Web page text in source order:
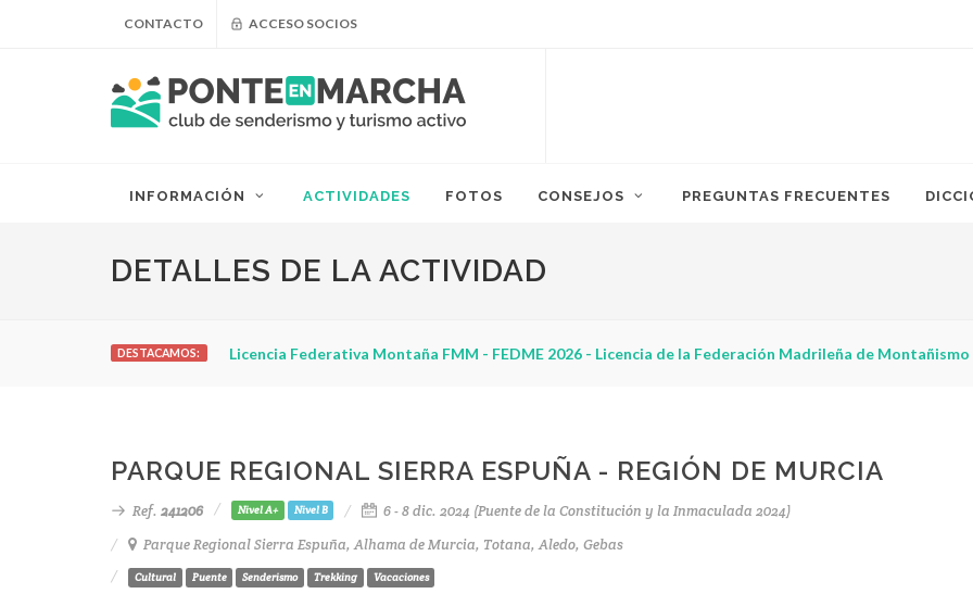
CONTACTO ACCESO SOCIOS
INFORMACIÓN ACTIVIDADES FOTOS CONSEJOS PREGUNTAS FRECUENTES
DETALLES DE LA ACTIVIDAD
DESTACAMOS: Licencia Federativa Montaña FMM - FEDME 2026 - Licencia de la Federación Madrileña de Montañismo
PARQUE REGIONAL SIERRA ESPUÑA - REGIÓN DE MURCIA
Ref. 241206 Nivel A+ Nivel B
6 - 8 dic. 2024 (Puente de la Constitución y la Inmaculada 2024)
Parque Regional Sierra Espuña, Alhama de Murcia, Totana, Aledo, Gebas
Cultural Puente Senderismo Trekking Vacaciones